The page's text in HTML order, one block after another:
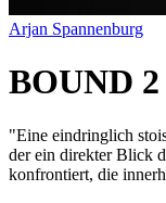
Arjan Spannenburg
BOUND 2
"Eine eindringlich
der ein direkter Blick
konfrontiert, die